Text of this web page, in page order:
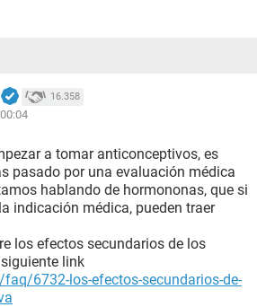
16.358
a tomar anticonceptivos, es
pasado por una evaluación médica
hablando de hormononas, que si
indicación médica, pueden traer
los efectos secundarios de los
link
6732-los-efectos-secundarios-de-